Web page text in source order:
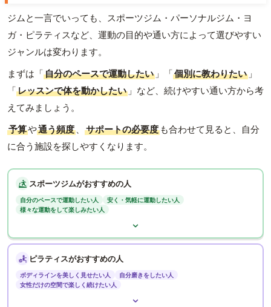
ジムと一言でいっても、スポーツジム・パーソナルジム・ヨ
ガ・ピラティスなど、運動の目的や通い方によって選びやすい
ジャンルは変わります。
まずは「自分のペースで運動したい 」「個別に教わりたい 」
「レッスンで体を動かしたい 」など、続けやすい通い方から考
えてみましょう。
予算や通う頻度 、 サポートの必要度 も合わせて見ると、自分
に合う施設を探しやすくなります。
スポーツジムがおすすめの人
自分のペースで運動したい人
安く・気軽に運動したい人
様々な運動をして楽しみたい人
ピラティスがおすすめの人
ボディラインを美しく見せたい人
自分磨きをしたい人
女性だけの空間で楽しく続けたい人